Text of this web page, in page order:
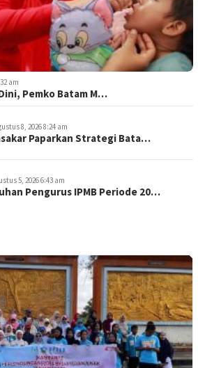
am
Pemko Batam M…
8, 2026 8:24 am
Paparkan Strategi Bata…
5, 2026 6:43 am
Pengurus IPMB Periode 20…